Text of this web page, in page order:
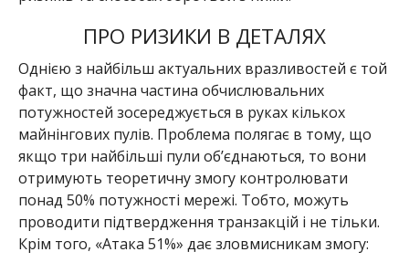
не давати іншим майнерам знаходити
проводити подвійну трату монет, щоб
красти у постачальників послуг, бірж або
обмінників;
розділяти блокчейн на два конкурентних
між собою ланцюжка;
не давати транзакціям підтверджуватися;
забирати нагороди за блок і комісії з
транзакцій тощо.